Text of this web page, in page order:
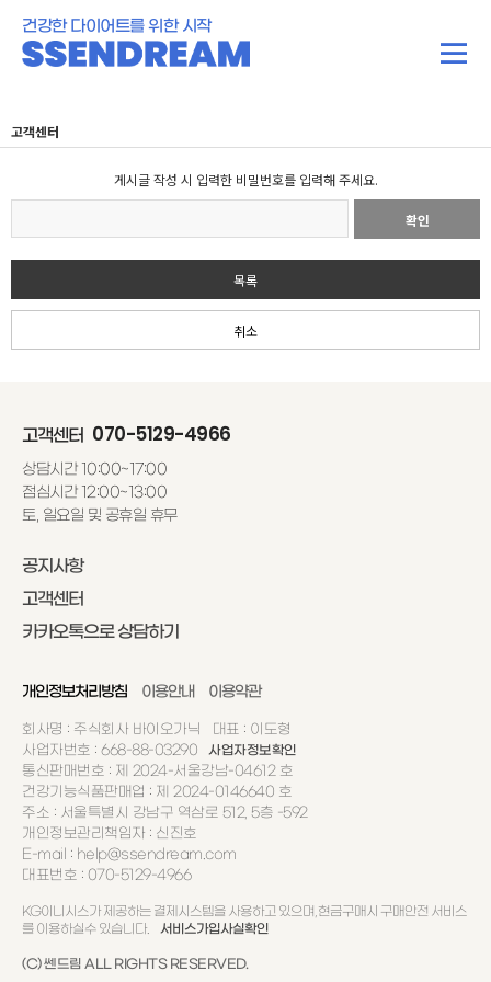
건강한 다이어트를 위한 시작
고객센터
게시글 작성 시 입력한 비밀번호를 입력해 주세요.
확인
목록
취소
고객센터 070-5129-4966
상담시간 10:00~17:00
점심시간 12:00~13:00
토, 일요일 및 공휴일 휴무
공지사항
고객센터
카카오톡으로 상담하기
개인정보처리방침 이용안내 이용약관
회사명 : 주식회사 바이오가닉 대표 : 이도형
사업자번호 : 668-88-03290
사업자정보확인
통신판매번호 : 제 2024-서울강남-04612 호
건강기능식품판매업 : 제 2024-0146640 호
주소 : 서울특별시 강남구 역삼로 512, 5층 -592
개인정보관리책임자 : 신진호
E-mail : help@ssendream.com
대표번호 : 070-5129-4966
KG이니시스가 제공하는 결제시스템을 사용하고 있으며, 현금구매시 구매안전 서비스
를 이용하실수 있습니다.
서비스가입사실확인
(C) 쎈드림 ALL RIGHTS RESERVED.